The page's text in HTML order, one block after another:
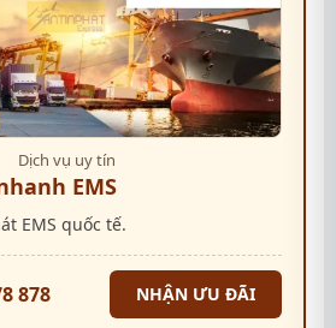
Dịch vụ uy tín
EMS
EMS quốc tế.
878 NHẬN ƯU ĐÃI